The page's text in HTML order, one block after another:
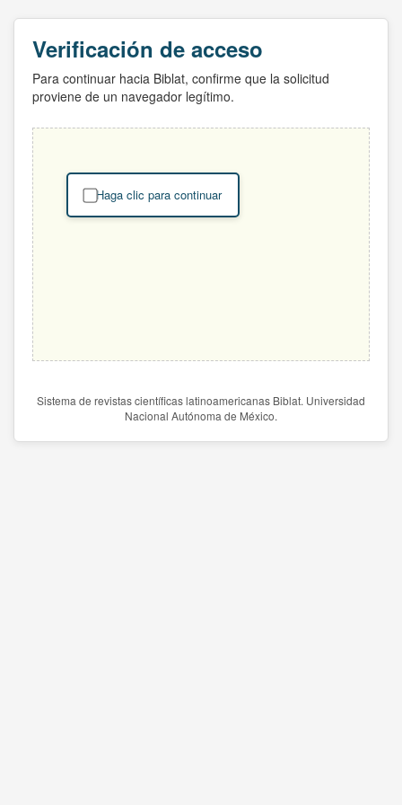
Verificación de acceso
Para continuar hacia Biblat, confirme que la solicitud
proviene de un navegador legítimo.
Haga clic para continuar
Sistema de revistas científicas latinoamericanas Biblat. Universidad
Nacional Autónoma de México.